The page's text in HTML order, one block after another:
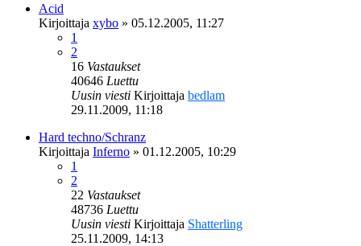
Acid
Kirjoittaja xybo » 05.12.2005, 11:27
1
2
16 Vastaukset
40646 Luettu
Uusin viesti Kirjoittaja bedlam
29.11.2009, 11:18
Hard techno/Schranz
Kirjoittaja Inferno » 01.12.2005, 10:29
1
2
22 Vastaukset
48736 Luettu
Uusin viesti Kirjoittaja Shatterling
25.11.2009, 14:13